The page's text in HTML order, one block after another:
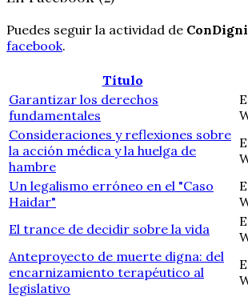
Puedes seguir la actividad de
facebook.
Título
Garantizar los derechos
fundamentales
Consideraciones y reflexiones sobre
la acción médica y la huelga de
hambre
Un legalismo erróneo en el "Caso
Haidar"
El trance de decidir sobre la vida
Anteproyecto de muerte digna: del
encarnizamiento terapéutico al
legislativo